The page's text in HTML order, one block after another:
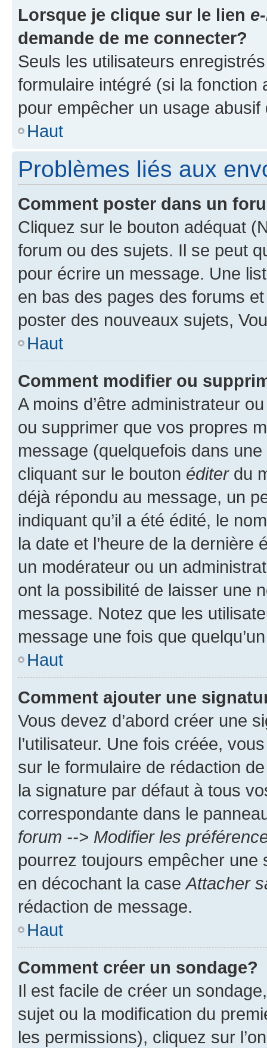
Lorsque je clique sur le lien
demande de me connecter?
Seuls les utilisateurs
formulaire intégré (si la fonction
pour empêcher un usage
Haut
Problèmes liés aux
Comment poster dans un
Cliquez sur le bouton adéquat
forum ou des sujets. Il se peut
pour écrire un message. Une
en bas des pages des forums
poster des nouveaux sujets,
Haut
Comment modifier ou
A moins d’être administrateur
ou supprimer que vos propres
message (quelquefois dans
cliquant sur le bouton éditerdu
déjà répondu au message, un
indiquant qu’il a été édité, le
la date et l’heure de la dernière
un modérateur ou un
ont la possibilité de laisser une
message. Notez que les
message une fois que
Haut
Comment ajouter une
Vous devez d’abord créer une
l’utilisateur. Une fois créée,
sur le formulaire de rédaction
la signature par défaut à tous
correspondante dans le
forum --> Modifier les
pourrez toujours empêcher une
en décochant la caseAttacher
rédaction de message.
Haut
Comment créer un sondage?
Il est facile de créer un
sujet ou la modification du
les permissions), cliquez sur